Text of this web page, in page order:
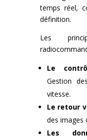
temps réel,
définition.
Les
Le
Gestion
vitesse.
Le retour
des images
Les